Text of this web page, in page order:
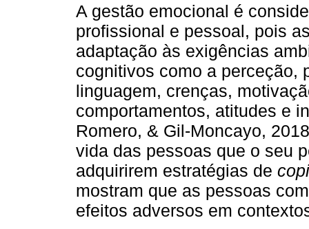
A gestão emocional é
profissional e pessoal, pois
adaptação às exigências
cognitivos como a perceção,
linguagem, crenças,
comportamentos, atitudes e
Romero, & Gil-Moncayo,
vida das pessoas que o seu
adquirirem estratégias de
mostram que as pessoas
efeitos adversos em